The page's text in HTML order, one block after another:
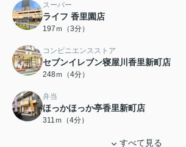
スーパー
ライフ 香里園店
197ｍ（3分）
コンビニエンスストア
セブンイレブン寝屋川香里新町店
248ｍ（4分）
弁当
ほっかほっか亭香里新町店
311ｍ（4分）
すべて見る